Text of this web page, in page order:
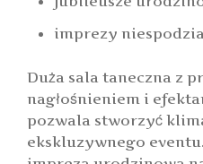
imprezy
Duża sala taneczna z
nagłośnieniem i
pozwala stworzyć
ekskluzywnego